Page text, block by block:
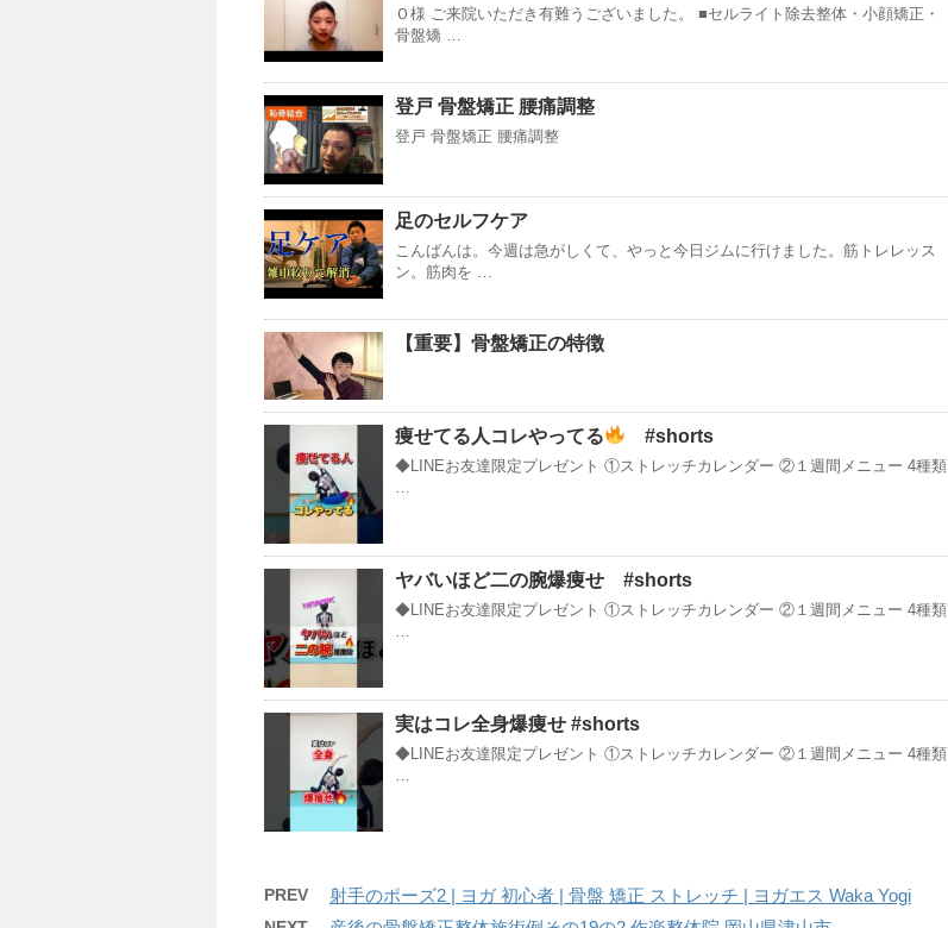
Ｏ様 ご来院いただき有難うございました。 ■セルライト除去整体・小顔矯正・
骨盤矯 …
登戸 骨盤矯正 腰痛調整
登戸 骨盤矯正 腰痛調整
足のセルフケア
こんばんは。今週は急がしくて、やっと今日ジムに行けました。筋トレレッス
ン。筋肉を …
【重要】骨盤矯正の特徴
痩せてる人コレやってる #shorts
◆LINEお友達限定プレゼント ①ストレッチカレンダー ②１週間メニュー 4種類
ヤバいほど二の腕爆痩せ #shorts
◆LINEお友達限定プレゼント ①ストレッチカレンダー ②１週間メニュー 4種類
実はコレ全身爆痩せ #shorts
◆LINEお友達限定プレゼント ①ストレッチカレンダー ②１週間メニュー 4種類
PREV 射手のポーズ2 | ヨガ 初心者 | 骨盤 矯正 ストレッチ | ヨガエス Waka Yogi